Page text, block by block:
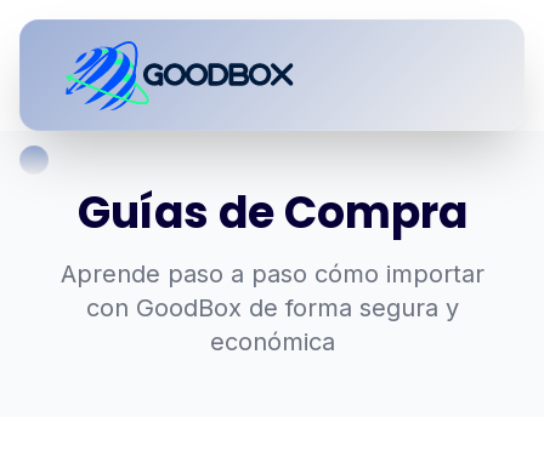
Guías de Compra
Aprende paso a paso cómo importar
con GoodBox de forma segura y
económica